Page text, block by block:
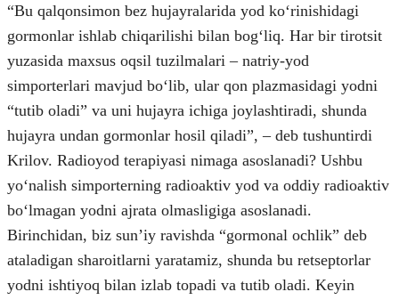
“Bu qalqonsimon bez hujayralarida yod koʻrinishidagi
gormonlar ishlab chiqarilishi bilan bogʻliq. Har bir tirotsit
yuzasida maxsus oqsil tuzilmalari – natriy-yod
simporterlari mavjud boʻlib, ular qon plazmasidagi yodni
“tutib oladi” va uni hujayra ichiga joylashtiradi, shunda
hujayra undan gormonlar hosil qiladi”, – deb tushuntirdi
Krilov. Radioyod terapiyasi nimaga asoslanadi? Ushbu
yoʻnalish simporterning radioaktiv yod va oddiy radioaktiv
boʻlmagan yodni ajrata olmasligiga asoslanadi.
Birinchidan, biz sunʼiy ravishda “gormonal ochlik” deb
ataladigan sharoitlarni yaratamiz, shunda bu retseptorlar
yodni ishtiyoq bilan izlab topadi va tutib oladi. Keyin